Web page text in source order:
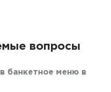
вопросы
банкетное меню в